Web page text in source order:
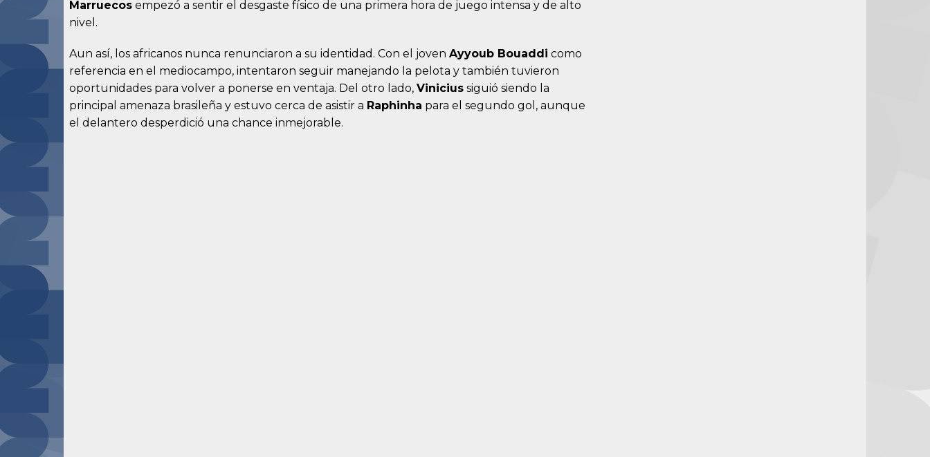
Marruecos empezó a sentir el desgaste físico de una primera hora de juego intensa y de alto
nivel.
Aun así, los africanos nunca renunciaron a su identidad. Con el joven Ayyoub Bouaddi como
referencia en el mediocampo, intentaron seguir manejando la pelota y también tuvieron
oportunidades para volver a ponerse en ventaja. Del otro lado, Vinicius siguió siendo la
principal amenaza brasileña y estuvo cerca de asistir a Raphinha para el segundo gol, aunque
el delantero desperdició una chance inmejorable.